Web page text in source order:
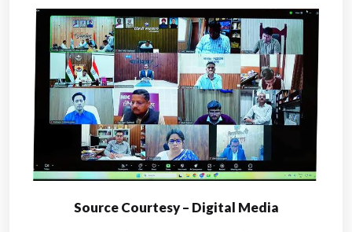
Source Courtesy – Digital Media